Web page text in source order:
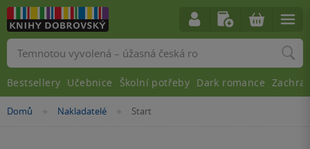
Nacházíte
Domů »
Nakladatelé »
Start
Vyhledávání
Bestsellery Učebnice Školní potřeby Dark romance